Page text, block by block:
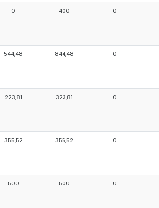
0 400 0
544,48 844,48 0
223,81 323,81 0
355,52 355,52 0
500 500 0